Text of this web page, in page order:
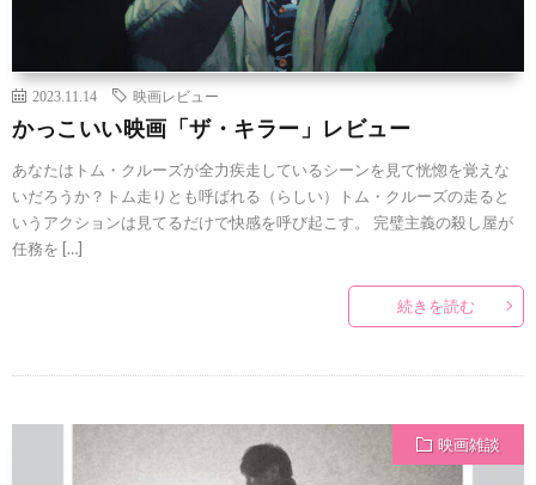
2023.11.14 映画レビュー
かっこいい映画「ザ・キラー」レビュー
あなたはトム・クルーズが全力疾走しているシーンを見て恍惚を覚えな
いだろうか？トム走りとも呼ばれる（らしい）トム・クルーズの走ると
いうアクションは見てるだけで快感を呼び起こす。 完璧主義の殺し屋が
任務を […]
続きを読む
映画雑談